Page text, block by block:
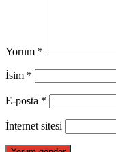
Yorum *
İsim *
E-posta *
İnternet sitesi